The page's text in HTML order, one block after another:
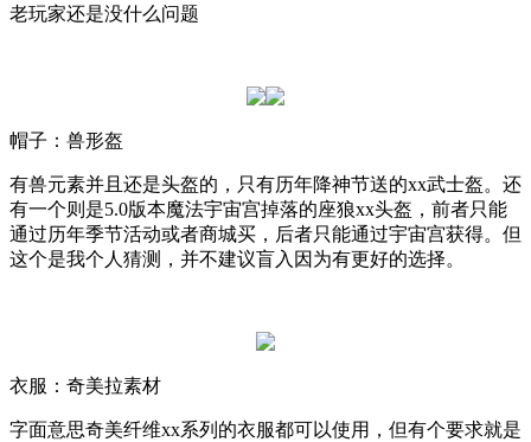
老玩家还是没什么问题
帽子：兽形盔
有兽元素并且还是头盔的，只有历年降神节送的xx武士盔。还
有一个则是5.0版本魔法宇宙宫掉落的座狼xx头盔，前者只能
通过历年季节活动或者商城买，后者只能通过宇宙宫获得。但
这个是我个人猜测，并不建议盲入因为有更好的选择。
衣服：奇美拉素材
字面意思奇美纤维xx系列的衣服都可以使用，但有个要求就是